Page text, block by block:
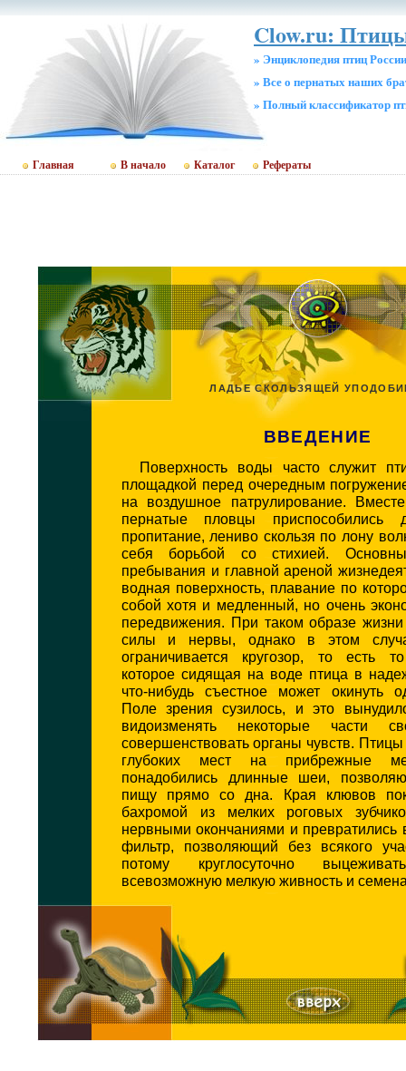
Clow.ru:
» Энциклопедия птиц России
» Все о пернатых наших
» Полный классификатор
Главная В начало Каталог Рефераты
ЛАДЬЕ СКОЛЬЗЯЩЕЙ
ВВЕДЕНИЕ
Поверхность воды часто служит
площадкой перед очередным
на воздушное патрулирование.
пернатые пловцы приспособились
пропитание, лениво скользя по лону
себя борьбой со стихией.
пребывания и главной ареной
водная поверхность, плавание по
собой хотя и медленный, но очень
передвижения. При таком образе
силы и нервы, однако в этом
ограничивается кругозор, то есть
которое сидящая на воде птица в
что-нибудь съестное может окинуть
Поле зрения сузилось, и это
видоизменять некоторые части
совершенствовать органы чувств.
глубоких мест на прибрежные
понадобились длинные шеи,
пищу прямо со дна. Края клювов
бахромой из мелких роговых
нервными окончаниями и превратились
фильтр, позволяющий без всякого
потому круглосуточно
всевозможную мелкую живность и